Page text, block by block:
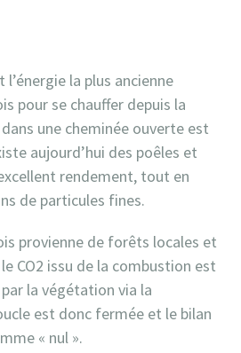
la plus ancienne
pour se chauffer depuis la
une cheminée ouverte est
aujourd’hui des poêles et
rendement, tout en
de particules fines.
provienne de forêts locales et
CO2 issu de la combustion est
la végétation via la
est donc fermée et le bilan
« nul ».